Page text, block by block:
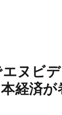
エヌビ
経済